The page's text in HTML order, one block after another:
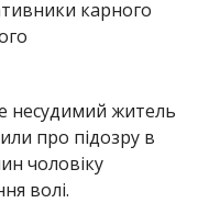
карного
несудимий житель
про підозру в
чоловіку
волі.